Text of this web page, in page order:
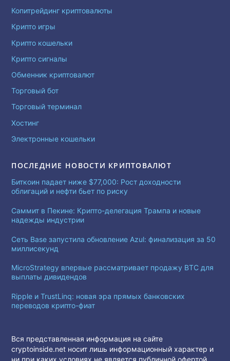
Копитрейдинг криптовалюты
Крипто игры
Крипто кошельки
Крипто сигналы
Обменник криптовалют
Торговый бот
Торговый терминал
Хостинг
Электронные кошельки
ПОСЛЕДНИЕ НОВОСТИ КРИПТОВАЛЮТ
Биткоин падает ниже $77,000: Рост доходности
облигаций и нефти бьет по риску
Саммит в Пекине: Крипто-делегация Трампа и новые
надежды индустрии
Сеть Base запустила обновление Azul: финализация за 50
миллисекунд
MicroStrategy впервые рассматривает продажу BTC для
выплаты дивидендов
Ripple и TrustLinq: новая эра прямых банковских
переводов крипто-фиат
Вся представленная информация на сайте
cryptoinside.net носит лишь информационный характер и
ни при каких условиях не является публичной офертой.